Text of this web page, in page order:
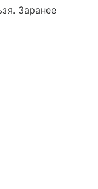
Заранее